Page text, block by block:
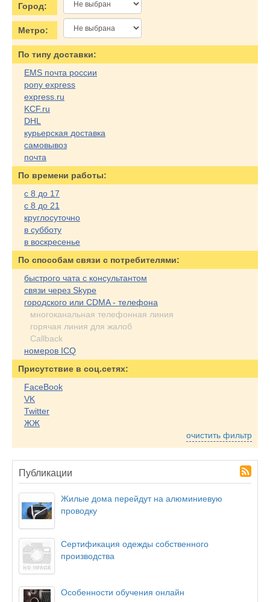
Город:
Метро:
По типу доставки:
EMS почта россии
pony express
express.ru
KCF.ru
DHL
курьерская доставка
самовывоз
почта
По времени работы:
с 8 до 17
с 8 до 21
круглосуточно
в субботу
в воскресенье
По cпособам связи с потребителями:
быстрого чата с консультантом
связи через Skype
городского или CDMA - телефона
многоканальная телефонная линия
горячая линия для жалоб
Callback
номеров ICQ
Присутствие в соц.сетях:
FaceBook
VK
Twitter
ЖЖ
очистить фильтр
Публикации
Жилые дома перейдут на алюминиевую
проводку
Сертификация одежды собственного
производства
Особенности обучения онлайн